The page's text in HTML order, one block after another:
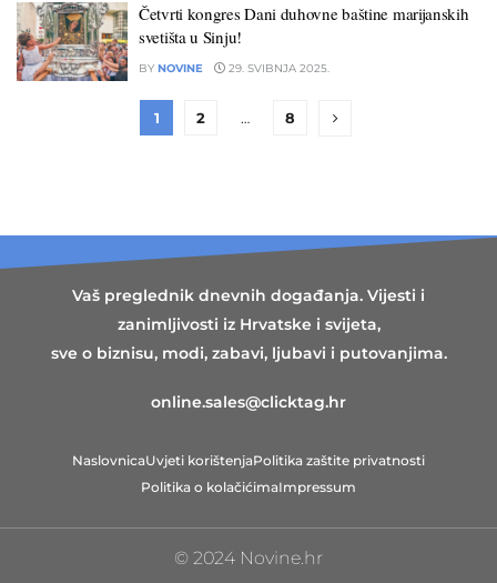
Četvrti kongres Dani duhovne baštine marijanskih
svetišta u Sinju!
BY NOVINE 29. SVIBNJA 2025.
1 2 … 8
Vaš preglednik dnevnih događanja. Vijesti i
zanimljivosti iz Hrvatske i svijeta,
sve o biznisu, modi, zabavi, ljubavi i putovanjima.
online.sales@clicktag.hr
NaslovnicaUvjeti korištenjaPolitika zaštite privatnosti
Politika o kolačićimaImpressum
© 2024 Novine.hr